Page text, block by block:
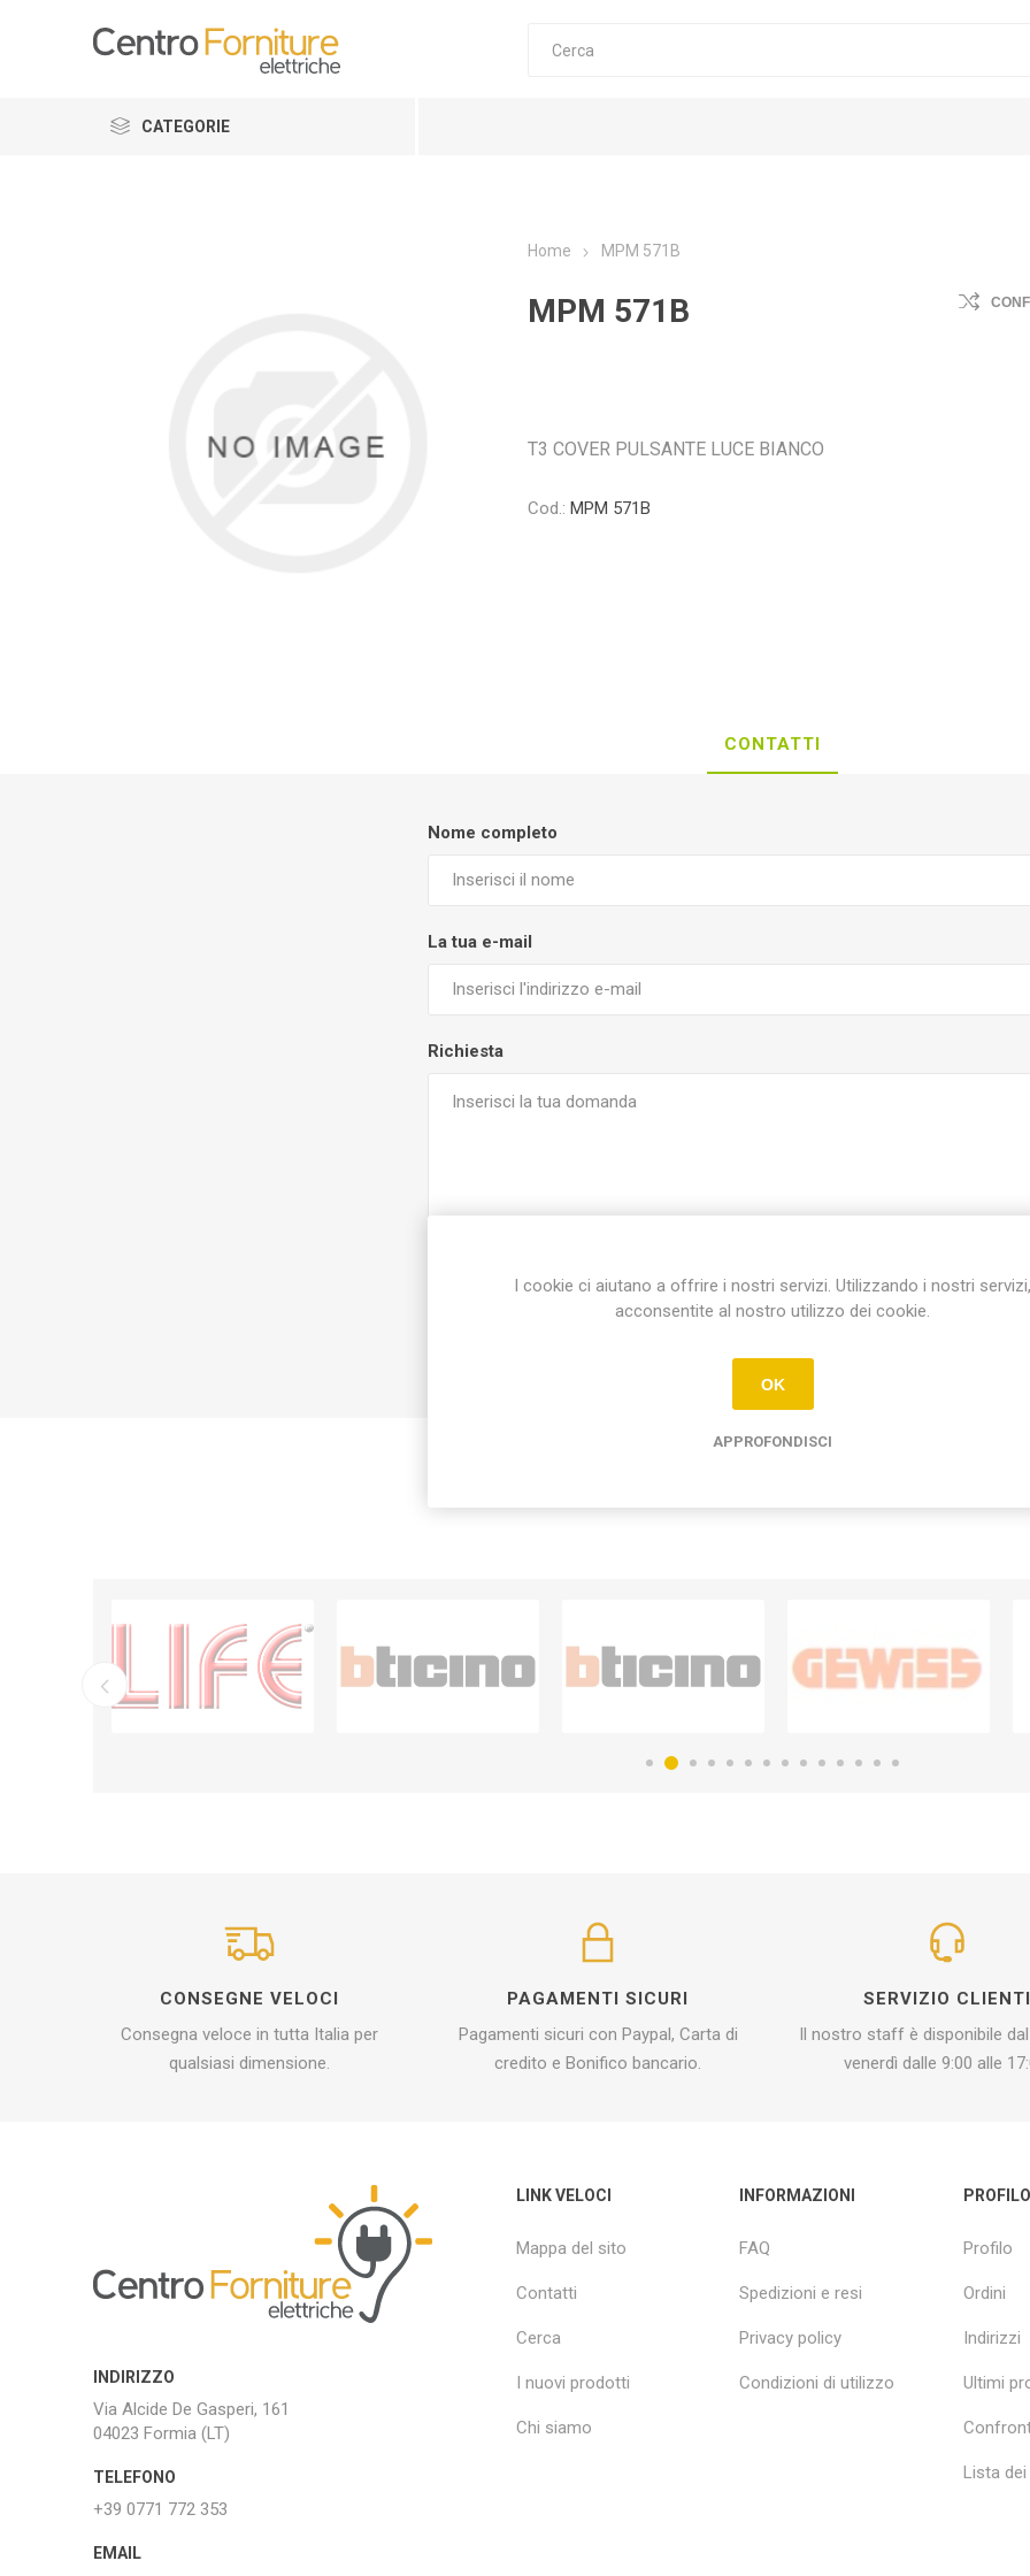
CATEGORIE
Home MPM 571B
MPM 571B
T3 COVER PULSANTE LUCE BIANCO
Cod.: MPM 571B
CONTATTI
Nome completo
La tua e-mail
Richiesta
INVIA
CONSEGNE VELOCI
Consegna veloce in tutta Italia per
qualsiasi dimensione.
PAGAMENTI SICURI
Pagamenti sicuri con Paypal, Carta di
credito e Bonifico bancario.
SERVIZIO CLIENTI
Il nostro staff è disponibile
venerdì dalle 9:00 alle
INDIRIZZO
Via Alcide De Gasperi, 161
04023 Formia (LT)
TELEFONO
+39 0771 772 353
EMAIL
LINK VELOCI
Mappa del sito
Contatti
Cerca
I nuovi prodotti
Chi siamo
INFORMAZIONI
FAQ
Spedizioni e resi
Privacy policy
Condizioni di utilizzo
PROFILO
Profilo
Ordini
Indirizzi
Ultimi
Lista
I cookie ci aiutano a offrire i nostri servizi. Utilizzando i nostri servizi,
acconsentite al nostro utilizzo dei cookie.
OK
APPROFONDISCI